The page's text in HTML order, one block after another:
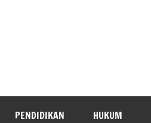
PENDIDIKAN HUKUM